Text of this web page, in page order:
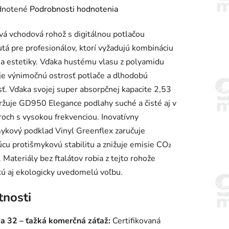
Podrobnosti hodnotenia
vchodová rohož s digitálnou potlačou
pre profesionálov, ktorí vyžadujú kombináciu
estetiky. Vďaka hustému vlasu z polyamidu
výnimočnú ostrosť potlače a dlhodobú
Vďaka svojej super absorpčnej kapacite 2,53
GD950 Elegance podlahy suché a čisté aj v
s vysokou frekvenciou. Inovatívny
podklad Vinyl Greenflex zaručuje
protišmykovú stabilitu a znižuje emisie CO₂
Materiály bez ftalátov robia z tejto rohože
aj ekologicky uvedomelú voľbu.
32 – ťažká komerčná záťaž: Certifikovaná